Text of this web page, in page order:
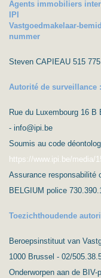
Agents immobiliers
IPI
Vastgoedmakelaar-
nummer
Steven CAPIEAU 515
Autorité de surveillance
Rue du Luxembourg 16
- info@ipi.be
Soumis au code
https://www.ipi.be/media/
Assurance responsabilité
BELGIUM police
Toezichthoudende
Beroepsinstituut van
1000 Brussel - 02/
Onderworpen aan de